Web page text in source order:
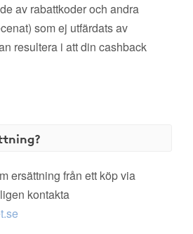
av rabattkoder och andra
som ej utfärdats av
resultera i att din cashback
ersättning från ett köp via
kontakta